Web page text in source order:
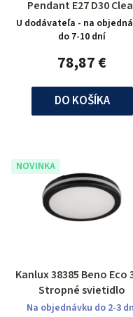
Pendant E27 D30
Glass/Chrome
U dodávateľa - na
do 7-10 dní
78,87 €
DO KOŠÍKA
NOVINKA
Kanlux 38385 Beno Eco
Stropné svietidlo
Na objednávku do 2-3